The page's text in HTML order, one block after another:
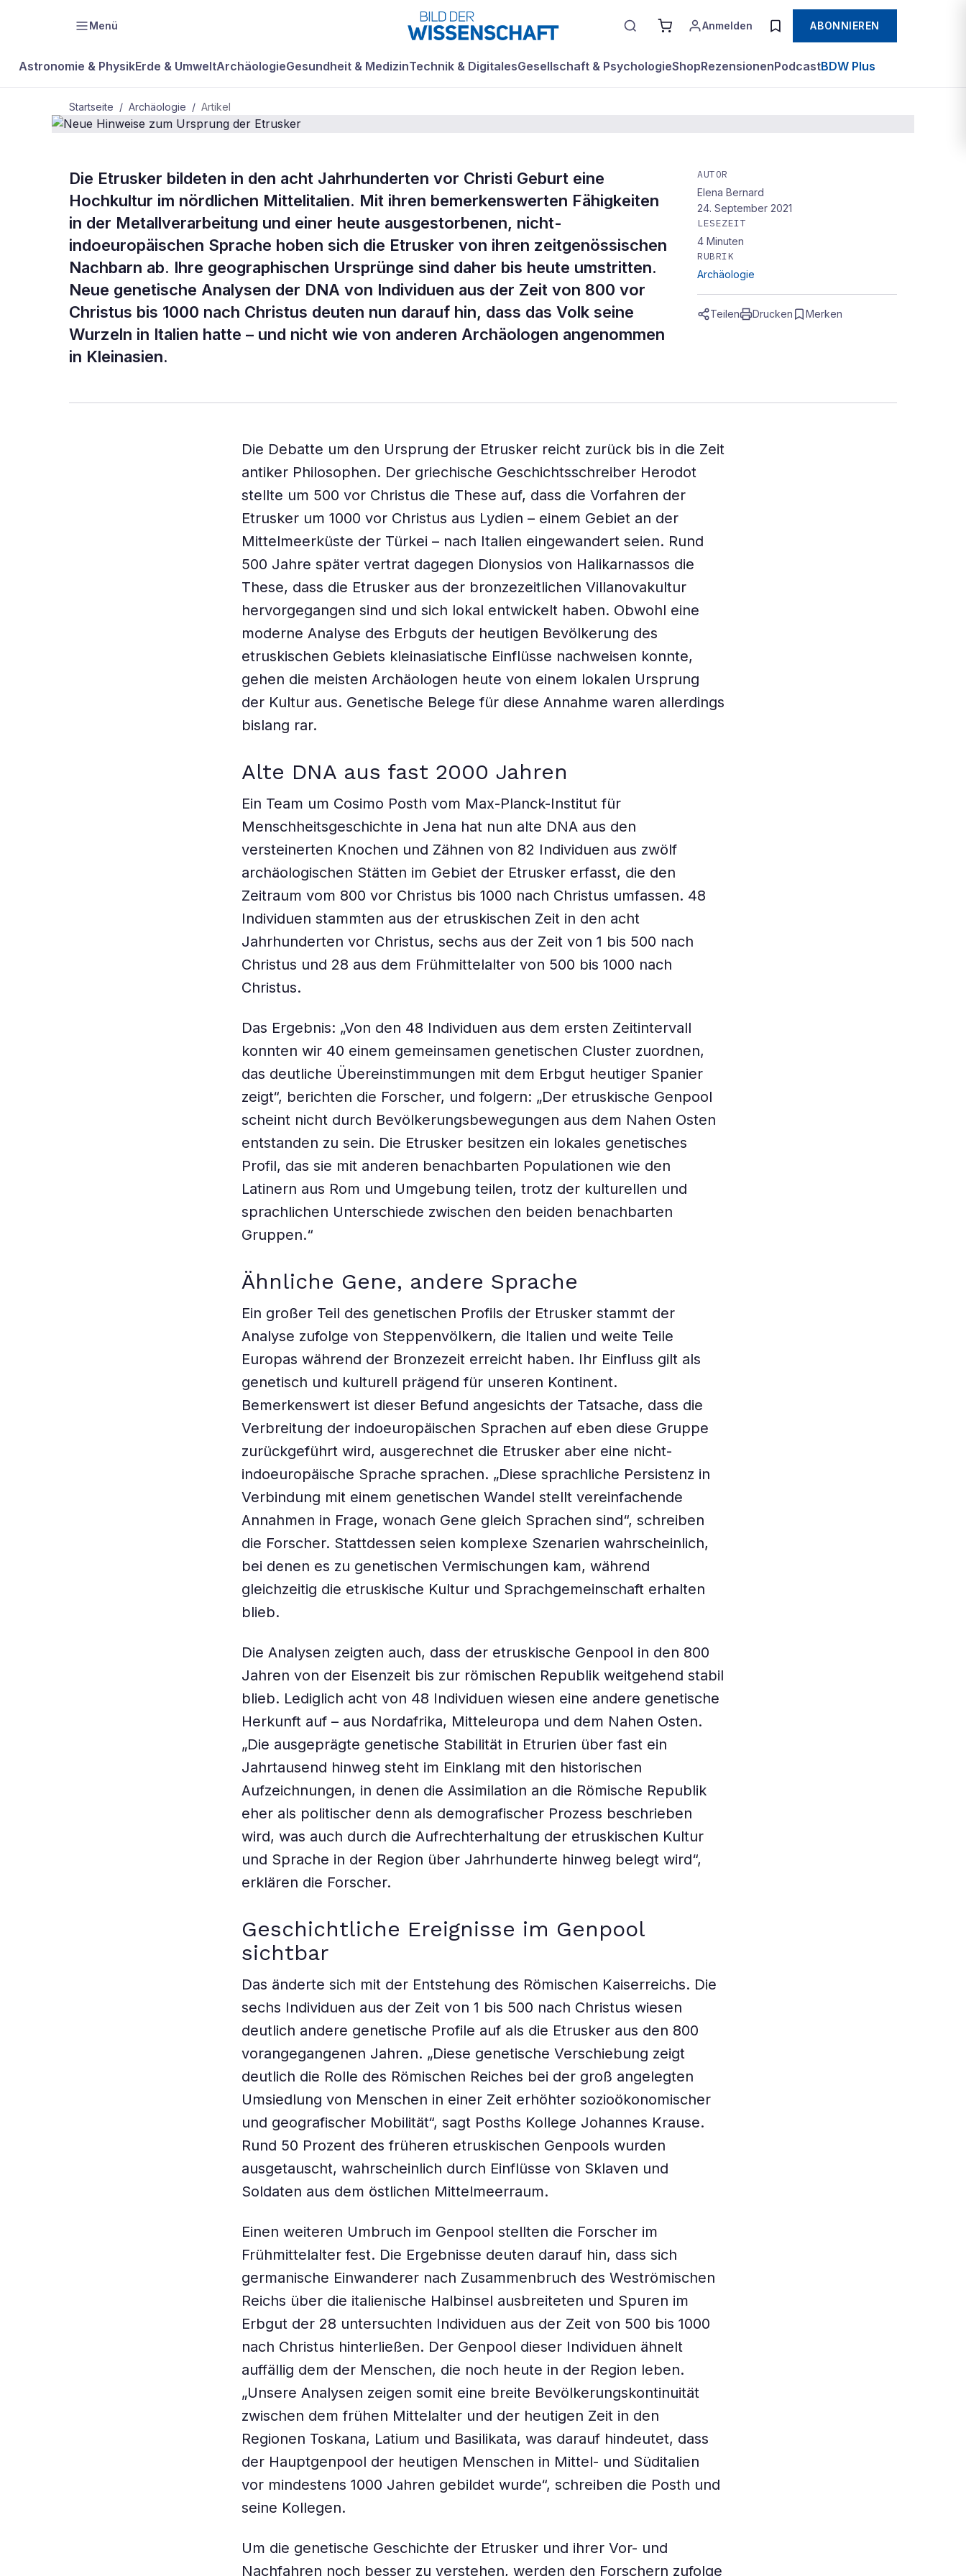
Menü Anmelden ABONNIEREN
Astronomie & PhysikErde & UmweltArchäologieGesundheit & MedizinTechnik & DigitalesGesellschaft & PsychologieShopRezensionenPodcastBDW Plus
Startseite / Archäologie / Artikel
ARCHÄOLOGIE
Neue Hinweise zum Ursprung der
Etrusker
Die Etrusker bildeten in den acht Jahrhunderten vor Christi Geburt eine
Hochkultur im nördlichen Mittelitalien. Mit ihren bemerkenswerten Fähigkeiten
in der Metallverarbeitung und einer heute ausgestorbenen, nicht-
indoeuropäischen Sprache hoben sich die Etrusker von ihren zeitgenössischen
Nachbarn ab. Ihre geographischen Ursprünge sind daher bis heute umstritten.
Neue genetische Analysen der DNA von Individuen aus der Zeit von 800 vor
Christus bis 1000 nach Christus deuten nun darauf hin, dass das Volk seine
Wurzeln in Italien hatte – und nicht wie von anderen Archäologen angenommen
in Kleinasien.
AUTOR
Elena Bernard
24. September 2021
LESEZEIT
4 Minuten
RUBRIK
Archäologie
Teilen Drucken Merken
Die Debatte um den Ursprung der Etrusker reicht zurück bis in die Zeit
antiker Philosophen. Der griechische Geschichtsschreiber Herodot
stellte um 500 vor Christus die These auf, dass die Vorfahren der
Etrusker um 1000 vor Christus aus Lydien – einem Gebiet an der
Mittelmeerküste der Türkei – nach Italien eingewandert seien. Rund
500 Jahre später vertrat dagegen Dionysios von Halikarnassos die
These, dass die Etrusker aus der bronzezeitlichen Villanovakultur
hervorgegangen sind und sich lokal entwickelt haben. Obwohl eine
moderne Analyse des Erbguts der heutigen Bevölkerung des
etruskischen Gebiets kleinasiatische Einflüsse nachweisen konnte,
gehen die meisten Archäologen heute von einem lokalen Ursprung
der Kultur aus. Genetische Belege für diese Annahme waren allerdings
bislang rar.
Alte DNA aus fast 2000 Jahren
Ein Team um Cosimo Posth vom Max-Planck-Institut für
Menschheitsgeschichte in Jena hat nun alte DNA aus den
versteinerten Knochen und Zähnen von 82 Individuen aus zwölf
archäologischen Stätten im Gebiet der Etrusker erfasst, die den
Zeitraum vom 800 vor Christus bis 1000 nach Christus umfassen. 48
Individuen stammten aus der etruskischen Zeit in den acht
Jahrhunderten vor Christus, sechs aus der Zeit von 1 bis 500 nach
Christus und 28 aus dem Frühmittelalter von 500 bis 1000 nach
Christus.
Das Ergebnis: „Von den 48 Individuen aus dem ersten Zeitintervall
konnten wir 40 einem gemeinsamen genetischen Cluster zuordnen,
das deutliche Übereinstimmungen mit dem Erbgut heutiger Spanier
zeigt“, berichten die Forscher, und folgern: „Der etruskische Genpool
scheint nicht durch Bevölkerungsbewegungen aus dem Nahen Osten
entstanden zu sein. Die Etrusker besitzen ein lokales genetisches
Profil, das sie mit anderen benachbarten Populationen wie den
Latinern aus Rom und Umgebung teilen, trotz der kulturellen und
sprachlichen Unterschiede zwischen den beiden benachbarten
Gruppen.“
Ähnliche Gene, andere Sprache
Ein großer Teil des genetischen Profils der Etrusker stammt der
Analyse zufolge von Steppenvölkern, die Italien und weite Teile
Europas während der Bronzezeit erreicht haben. Ihr Einfluss gilt als
genetisch und kulturell prägend für unseren Kontinent.
Bemerkenswert ist dieser Befund angesichts der Tatsache, dass die
Verbreitung der indoeuropäischen Sprachen auf eben diese Gruppe
zurückgeführt wird, ausgerechnet die Etrusker aber eine nicht-
indoeuropäische Sprache sprachen. „Diese sprachliche Persistenz in
Verbindung mit einem genetischen Wandel stellt vereinfachende
Annahmen in Frage, wonach Gene gleich Sprachen sind“, schreiben
die Forscher. Stattdessen seien komplexe Szenarien wahrscheinlich,
bei denen es zu genetischen Vermischungen kam, während
gleichzeitig die etruskische Kultur und Sprachgemeinschaft erhalten
blieb.
Die Analysen zeigten auch, dass der etruskische Genpool in den 800
Jahren von der Eisenzeit bis zur römischen Republik weitgehend stabil
blieb. Lediglich acht von 48 Individuen wiesen eine andere genetische
Herkunft auf – aus Nordafrika, Mitteleuropa und dem Nahen Osten.
„Die ausgeprägte genetische Stabilität in Etrurien über fast ein
Jahrtausend hinweg steht im Einklang mit den historischen
Aufzeichnungen, in denen die Assimilation an die Römische Republik
eher als politischer denn als demografischer Prozess beschrieben
wird, was auch durch die Aufrechterhaltung der etruskischen Kultur
und Sprache in der Region über Jahrhunderte hinweg belegt wird“,
erklären die Forscher.
Geschichtliche Ereignisse im Genpool
sichtbar
Das änderte sich mit der Entstehung des Römischen Kaiserreichs. Die
sechs Individuen aus der Zeit von 1 bis 500 nach Christus wiesen
deutlich andere genetische Profile auf als die Etrusker aus den 800
vorangegangenen Jahren. „Diese genetische Verschiebung zeigt
deutlich die Rolle des Römischen Reiches bei der groß angelegten
Umsiedlung von Menschen in einer Zeit erhöhter sozioökonomischer
und geografischer Mobilität“, sagt Posths Kollege Johannes Krause.
Rund 50 Prozent des früheren etruskischen Genpools wurden
ausgetauscht, wahrscheinlich durch Einflüsse von Sklaven und
Soldaten aus dem östlichen Mittelmeerraum.
Einen weiteren Umbruch im Genpool stellten die Forscher im
Frühmittelalter fest. Die Ergebnisse deuten darauf hin, dass sich
germanische Einwanderer nach Zusammenbruch des Weströmischen
Reichs über die italienische Halbinsel ausbreiteten und Spuren im
Erbgut der 28 untersuchten Individuen aus der Zeit von 500 bis 1000
nach Christus hinterließen. Der Genpool dieser Individuen ähnelt
auffällig dem der Menschen, die noch heute in der Region leben.
„Unsere Analysen zeigen somit eine breite Bevölkerungskontinuität
zwischen dem frühen Mittelalter und der heutigen Zeit in den
Regionen Toskana, Latium und Basilikata, was darauf hindeutet, dass
der Hauptgenpool der heutigen Menschen in Mittel- und Süditalien
vor mindestens 1000 Jahren gebildet wurde“, schreiben die Posth und
seine Kollegen.
Um die genetische Geschichte der Etrusker und ihrer Vor- und
Nachfahren noch besser zu verstehen, werden den Forschern zufolge